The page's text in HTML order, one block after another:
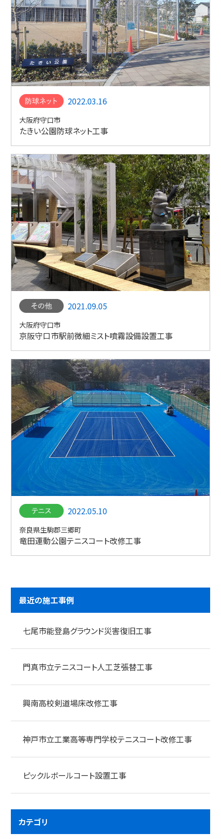
2022.03.16
大阪府守口市
たきい公園防球ネット工事
2021.09.05
大阪府守口市
京阪守口市駅前微細ミスト噴霧設備設置工事
2022.05.10
奈良県生駒郡三郷町
竜田運動公園テニスコート改修工事
最近の施工事例
七尾市能登島グラウンド災害復旧工事
門真市立テニスコート人工芝張替工事
興南高校剣道場床改修工事
神戸市立工業高等専門学校テニスコート改修工事
ピックルボールコート設置工事
カテゴリ